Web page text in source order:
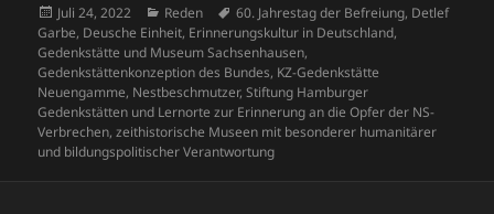
Veröffentlicht
am
Juli 24, 2022 Kategorien
Reden Schlagwörter
60. Jahrestag der Befreiung, Detlef
Garbe, Deusche Einheit, Erinnerungskultur in Deutschland,
Gedenkstätte und Museum Sachsenhausen,
Gedenkstättenkonzeption des Bundes, KZ-Gedenkstätte
Neuengamme, Nestbeschmutzer,Stiftung Hamburger
Gedenkstätten und Lernorte zur Erinnerung an die Opfer der NS-
Verbrechen,zeithistorische Museen mit besonderer humanitärer
und bildungspolitischer Verantwortung